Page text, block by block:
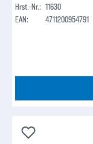
Hrst.-Nr.: 11630
EAN:
4711200954791